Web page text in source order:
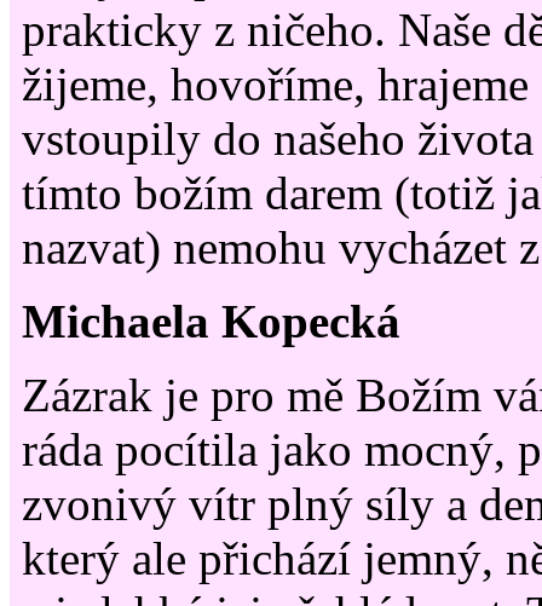
prakticky z ničeho. Naše
žijeme, hovoříme,
vstoupily do našeho
tímto božím darem (totiž
nazvat) nemohu vycházet
Michaela Kopecká
Zázrak je pro mě Božím
ráda pocítila jako mocný,
zvonivý vítr plný síly a
který ale přichází jemný,